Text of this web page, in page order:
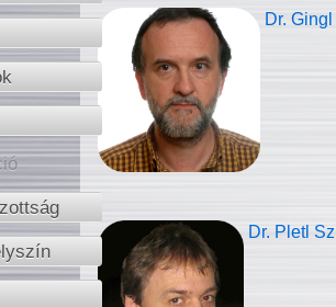
Dr.
Dr. Pletl